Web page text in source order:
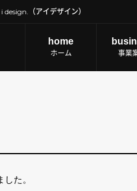
（アイデザイン）
home
ホーム 事業
た。